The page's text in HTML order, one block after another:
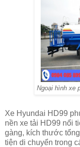
Ngoại hình xe
Xe Hyundai HD99
nền xe tải HD99 nổi
gàng, kích thước
tiện di chuyển trong